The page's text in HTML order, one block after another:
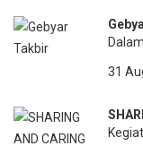
31